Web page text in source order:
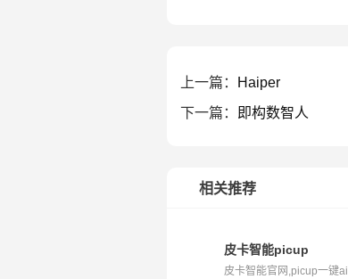
上一篇：
Haiper
下一篇：
即构数智人
相关推荐
皮卡智能picup
皮卡智能官网,picup一键ai